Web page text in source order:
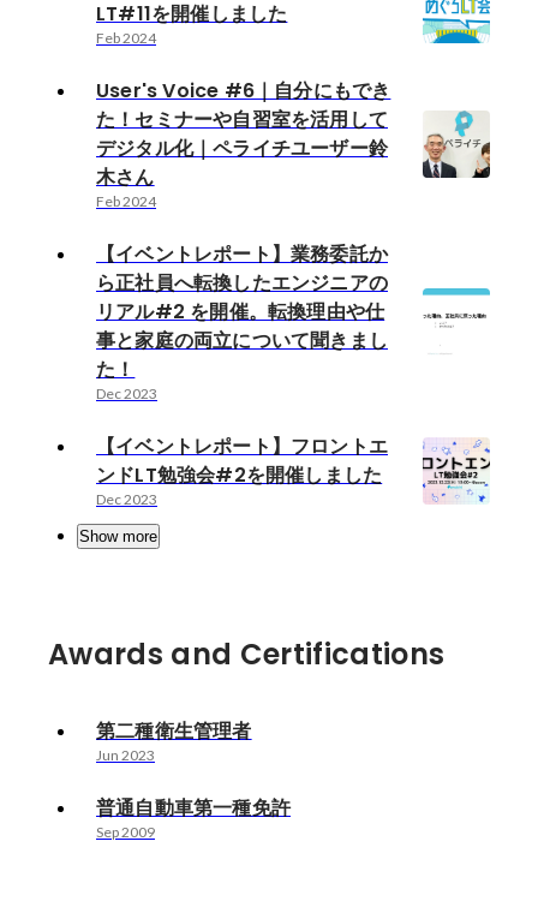
LT#11を開催しました
Feb 2024
User's Voice #6｜自分にもでき
た！セミナーや自習室を活用して
デジタル化｜ペライチユーザー鈴
木さん
Feb 2024
【イベントレポート】業務委託か
ら正社員へ転換したエンジニアの
リアル#2 を開催。転換理由や仕
事と家庭の両立について聞きまし
た！
Dec 2023
【イベントレポート】フロントエ
ンドLT勉強会#2を開催しました
Dec 2023
Show more
Awards and Certifications
第二種衛生管理者
Jun 2023
普通自動車第一種免許
Sep 2009